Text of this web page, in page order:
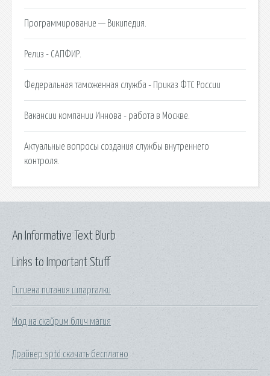
Программирование — Википедия.
Релиз - САПФИР.
Федеральная таможенная служба - Приказ ФТС России
Вакансии компании Иннова - работа в Москве.
Актуальные вопросы создания службы внутреннего
контроля.
Links to Important Stuff
Гигиена питания шпаргалки
Мод на скайрим блич магия
Драйвер sptd скачать бесплатно
An Informative Text Blurb